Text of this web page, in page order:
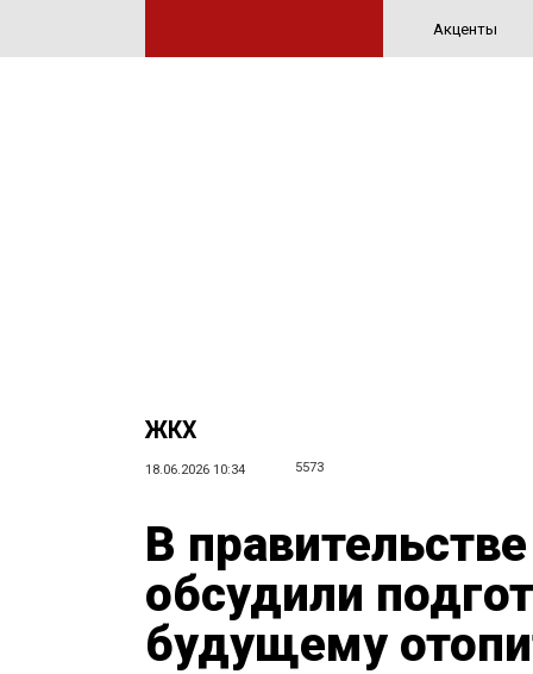
Акценты
ЖКХ
18.06.2026 10:34 5573
В
обсудили
будущему